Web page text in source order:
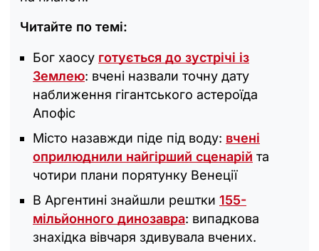
Читайте по темі:
Бог хаосу готується до зустрічі із
Землею: вчені назвали точну дату
наближення гігантського астероїда
Апофіс
Місто назавжди піде під воду: вчені
оприлюднили найгірший сценарій та
чотири плани порятунку Венеції
В Аргентині знайшли рештки 155-
мільйонного динозавра: випадкова
знахідка вівчаря здивувала вчених.